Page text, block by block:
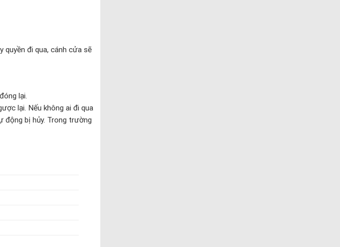
quyền đi qua, cánh cửa sẽ
lại.
lại. Nếu không ai đi qua
động bị hủy. Trong trường